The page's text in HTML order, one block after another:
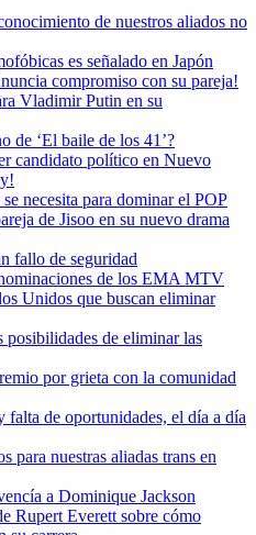
de nuestros aliados no
es señalado en Japón
compromiso con su pareja!
Vladimir Putin en su
de ‘El baile de los 41’?
candidato político en Nuevo
necesita para dominar el POP
de Jisoo en su nuevo drama
fallo de seguridad
de los EMA MTV
Unidos que buscan eliminar
posibilidades de eliminar las
por grieta con la comunidad
de oportunidades, el día a día
para nuestras aliadas trans en
a Dominique Jackson
Rupert Everett sobre cómo